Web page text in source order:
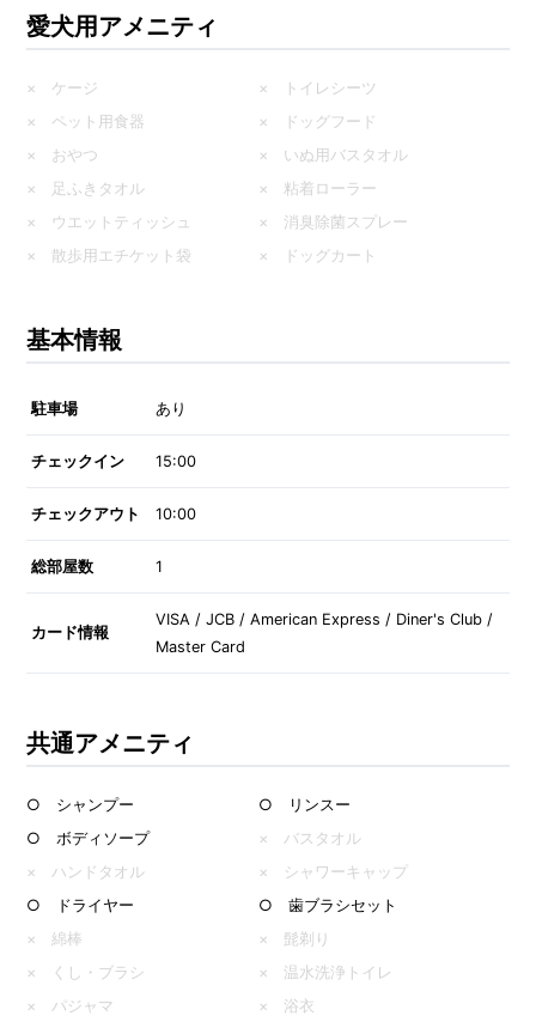
愛犬用アメニティ
× ケージ
× トイレシーツ
× ペット用食器
× ドッグフード
× おやつ
× いぬ用バスタオル
× 足ふきタオル
× 粘着ローラー
× ウエットティッシュ
× 消臭除菌スプレー
× 散歩用エチケット袋
× ドッグカート
基本情報
駐車場 あり
チェックイン 15:00
チェックアウト 10:00
総部屋数 1
カード情報
VISA / JCB / American Express / Diner's Club /
Master Card
共通アメニティ
○ シャンプー
○ リンスー
○ ボディソープ
× バスタオル
× ハンドタオル
× シャワーキャップ
○ ドライヤー
○ 歯ブラシセット
× 綿棒
× 髭剃り
× くし・ブラシ
× 温水洗浄トイレ
× パジャマ
× 浴衣